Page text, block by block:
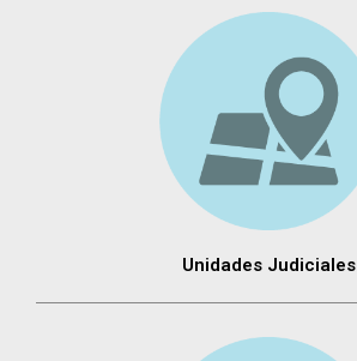
Unidades Judiciales